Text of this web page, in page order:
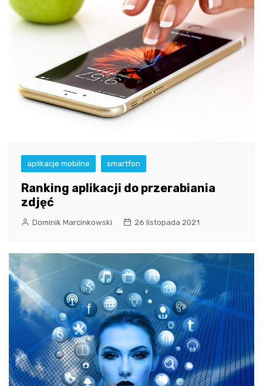
aplikacje mobilne smartfon
Ranking aplikacji do przerabiania
zdjęć
Dominik Marcinkowski 26 listopada 2021